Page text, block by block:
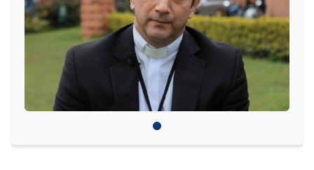
Inscripciones
Estudiantes
Egresados
Docentes
Campus virtual